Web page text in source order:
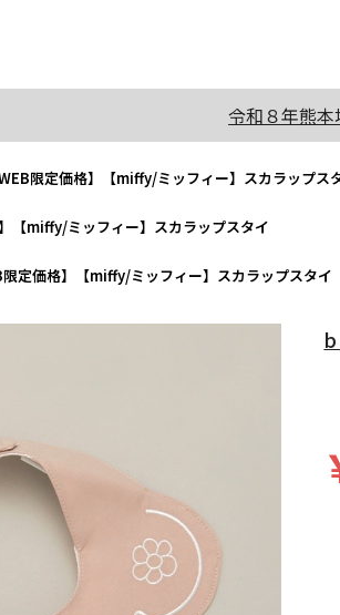
令和８年熊
WEB限定価格】【miffy/ミッフィー】スカラップス
】【miffy/ミッフィー】スカラップスタイ
限定価格】【miffy/ミッフィー】スカラップスタイ